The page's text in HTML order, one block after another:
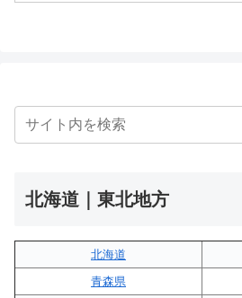
北海道｜東北地方
北海道
青森県